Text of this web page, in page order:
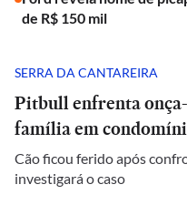
de R$ 150 mil
SERRA DA CANTAREIRA
Pitbull enfrenta
família em
Cão ficou ferido após
investigará o caso